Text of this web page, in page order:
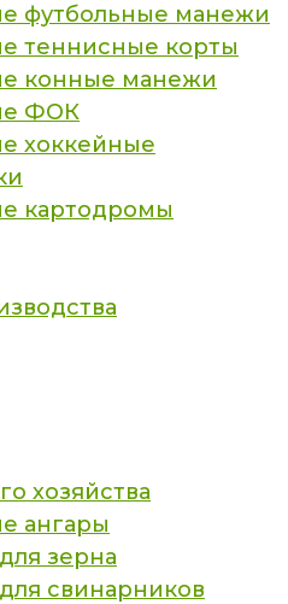
футбольные манежи
теннисные корты
конные манежи
ФОК
хоккейные
картодромы
хозяйства
ангары
зерна
свинарников